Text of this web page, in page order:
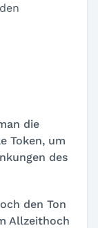
die
Token, um
des
den Ton
Allzeithoch